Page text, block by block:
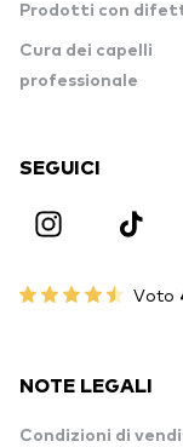
Prodotti con
Cura dei capelli
professionale
SEGUICI
Voto
NOTE LEGALI
Condizioni di